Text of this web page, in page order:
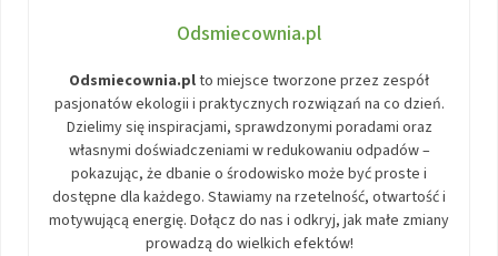
Odsmiecownia.pl
Odsmiecownia.plto miejsce tworzone przez zespół
pasjonatów ekologii i praktycznych rozwiązań na co dzień.
Dzielimy się inspiracjami, sprawdzonymi poradami oraz
własnymi doświadczeniami w redukowaniu odpadów –
pokazując, że dbanie o środowisko może być proste i
dostępne dla każdego. Stawiamy na rzetelność, otwartość i
motywującą energię. Dołącz do nas i odkryj, jak małe zmiany
prowadzą do wielkich efektów!